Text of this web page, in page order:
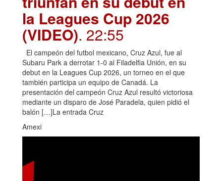
la Leagues Cup 2026
(VIDEO). 22:55
El campeón del futbol mexicano, Cruz Azul, fue al
Subaru Park a derrotar 1-0 al Filadelfia Unión, en su
debut en la Leagues Cup 2026, un torneo en el que
también participa un equipo de Canadá. La
presentación del campeón Cruz Azul resultó victoriosa
mediante un disparo de José Paradela, quien pidió el
balón […]La entrada Cruz
Amexi